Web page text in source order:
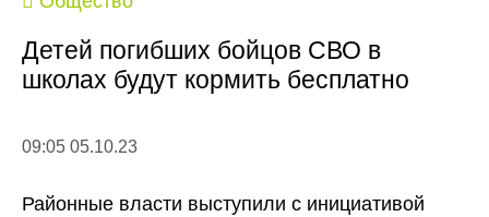
Детей погибших бойцов СВО в
школах будут кормить бесплатно
09:05 05.10.23
Районные власти выступили с инициативой